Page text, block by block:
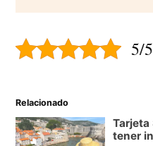
5/
Relacionado
Tarjeta
tener